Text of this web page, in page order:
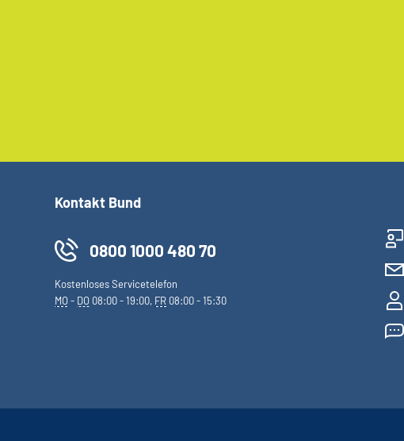
Kontakt Bund
0800 1000 480 70
Kostenloses Servicetelefon
MO- DO 08:00 - 19:00, FR 08:00 - 15:30